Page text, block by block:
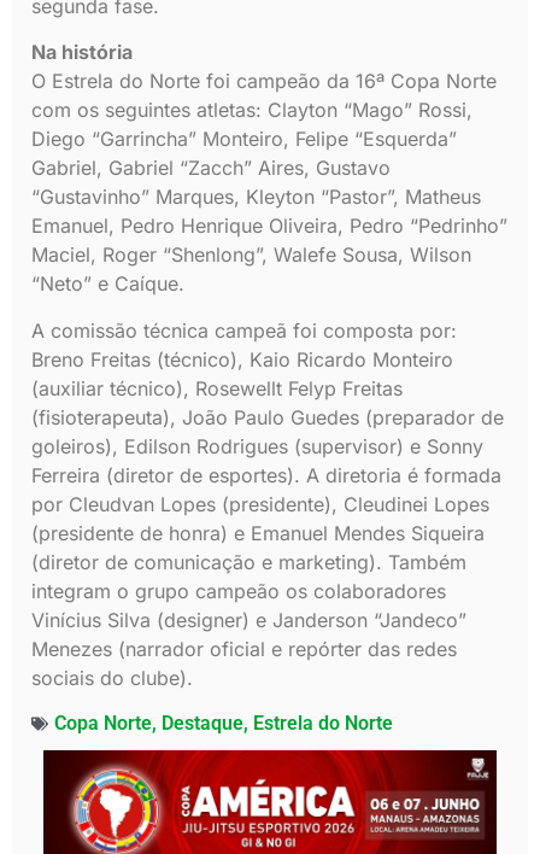
segunda fase.
Na história
O Estrela do Norte foi campeão da 16ª Copa Norte
com os seguintes atletas: Clayton “Mago” Rossi,
Diego “Garrincha” Monteiro, Felipe “Esquerda”
Gabriel, Gabriel “Zacch” Aires, Gustavo
“Gustavinho” Marques, Kleyton “Pastor”, Matheus
Emanuel, Pedro Henrique Oliveira, Pedro “Pedrinho”
Maciel, Roger “Shenlong”, Walefe Sousa, Wilson
“Neto” e Caíque.
A comissão técnica campeã foi composta por:
Breno Freitas (técnico), Kaio Ricardo Monteiro
(auxiliar técnico), Rosewellt Felyp Freitas
(fisioterapeuta), João Paulo Guedes (preparador de
goleiros), Edilson Rodrigues (supervisor) e Sonny
Ferreira (diretor de esportes). A diretoria é formada
por Cleudvan Lopes (presidente), Cleudinei Lopes
(presidente de honra) e Emanuel Mendes Siqueira
(diretor de comunicação e marketing). Também
integram o grupo campeão os colaboradores
Vinícius Silva (designer) e Janderson “Jandeco”
Menezes (narrador oficial e repórter das redes
sociais do clube).
Copa Norte, Destaque, Estrela do Norte